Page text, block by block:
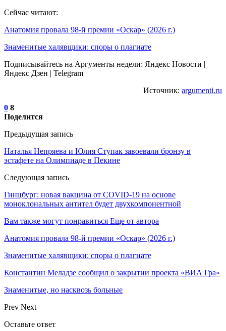
Сейчас читают:
Анатомия провала 98-й премии «Оскар» (2026 г.)
Знаменитые халявщики: споры о плагиате
Подписывайтесь на Аргументы недели: Яндекс Новости |
Яндекс Дзен | Telegram
Источник: argumenti.ru
0 8
Поделится
Предыдущая запись
Наталья Непряева и Юлия Ступак завоевали бронзу в
эстафете на Олимпиаде в Пекине
Следующая запись
Гинцбург: новая вакцина от COVID-19 на основе
моноклональных антител будет двухкомпонентной
Вам также могут понравиться Еще от автора
Анатомия провала 98-й премии «Оскар» (2026 г.)
Знаменитые халявщики: споры о плагиате
Константин Меладзе сообщил о закрытии проекта «ВИА Гра»
Знаменитые, но насквозь больные
Prev Next
Оставьте ответ